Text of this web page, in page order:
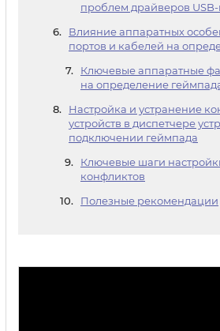
проблем драйверов
Влияние аппаратных
портов и кабелей на
Ключевые аппаратные
на определение
Настройка и устранение
устройств в диспетчере
подключении геймпада
Ключевые шаги
конфликтов
Полезные рекомендации